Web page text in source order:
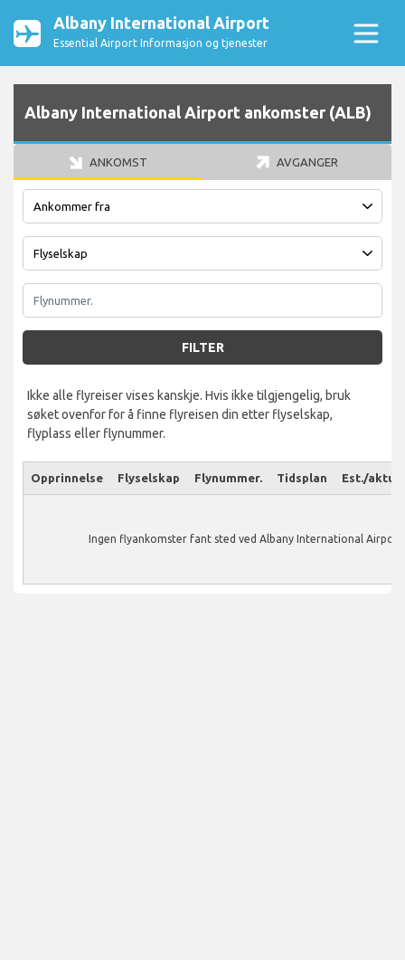
Albany International Airport
Essential Airport Informasjon og tjenester
Albany International Airport ankomster (ALB)
ANKOMST AVGANGER
FILTER
Ikke alle flyreiser vises kanskje. Hvis ikke tilgjengelig, bruk
søket ovenfor for å finne flyreisen din etter flyselskap,
flyplass eller flynummer.
Opprinnelse Flyselskap Flynummer. Tidsplan Est./
Ingen flyankomster fant sted ved Albany International Airport.